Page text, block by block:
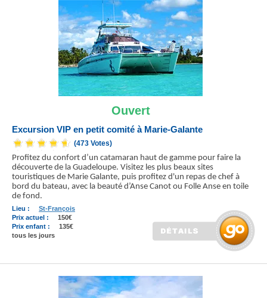
Ouvert
Excursion VIP en petit comité à Marie-Galante
(473 Votes)
Profitez du confort d’un catamaran haut de gamme pour faire la
découverte de la Guadeloupe. Visitez les plus beaux sites
touristiques de Marie Galante, puis profitez d'un repas de chef à
bord du bateau, avec la beauté d’Anse Canot ou Folle Anse en toile
de fond.
Lieu :
St-François
Prix actuel :
150€
Prix enfant :
135€
tous les jours